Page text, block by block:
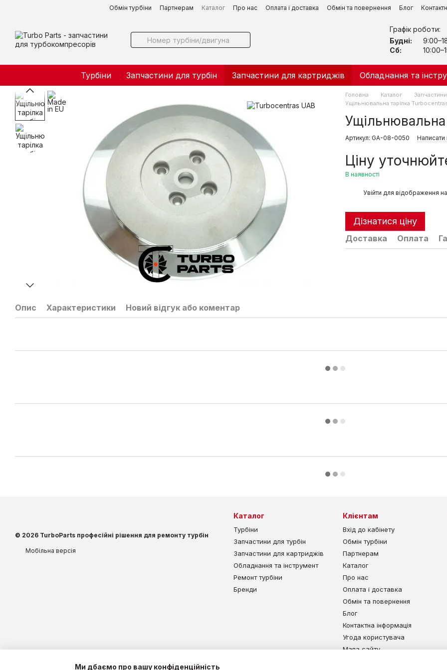
Перейти до основного контентуОбмін турбіни Партнерам Каталог Про нас Оплата і доставка Обмін та повернення Блог
Графік роботи:
Будні:
Сб:
Турбіни Запчастини для турбін Запчастини для картриджів Обладнання та
Головна Каталог
Ущільнювальна тарілка
Артикул: GA-08-0050 Написати
Ціну
В наявності
Увійти для відображення
Дізнатися ціну
Доставка Оплата
Опис Характеристики Новий відгук або коментар
© 2026 TurboParts професійні рішення для ремонту турбін
Мобільна версія
Каталог
Турбіни
Запчастини для турбін
Запчастини для картриджів
Обладнання та інструмент
Ремонт турбіни
Бренди
Клієнтам
Вхід до кабінету
Обмін турбіни
Партнерам
Каталог
Про нас
Оплата і доставка
Обмін та повернення
Блог
Контактна інформація
Угода користувача
Мапа сайту
Ми дбаємо про вашу конфіденційність